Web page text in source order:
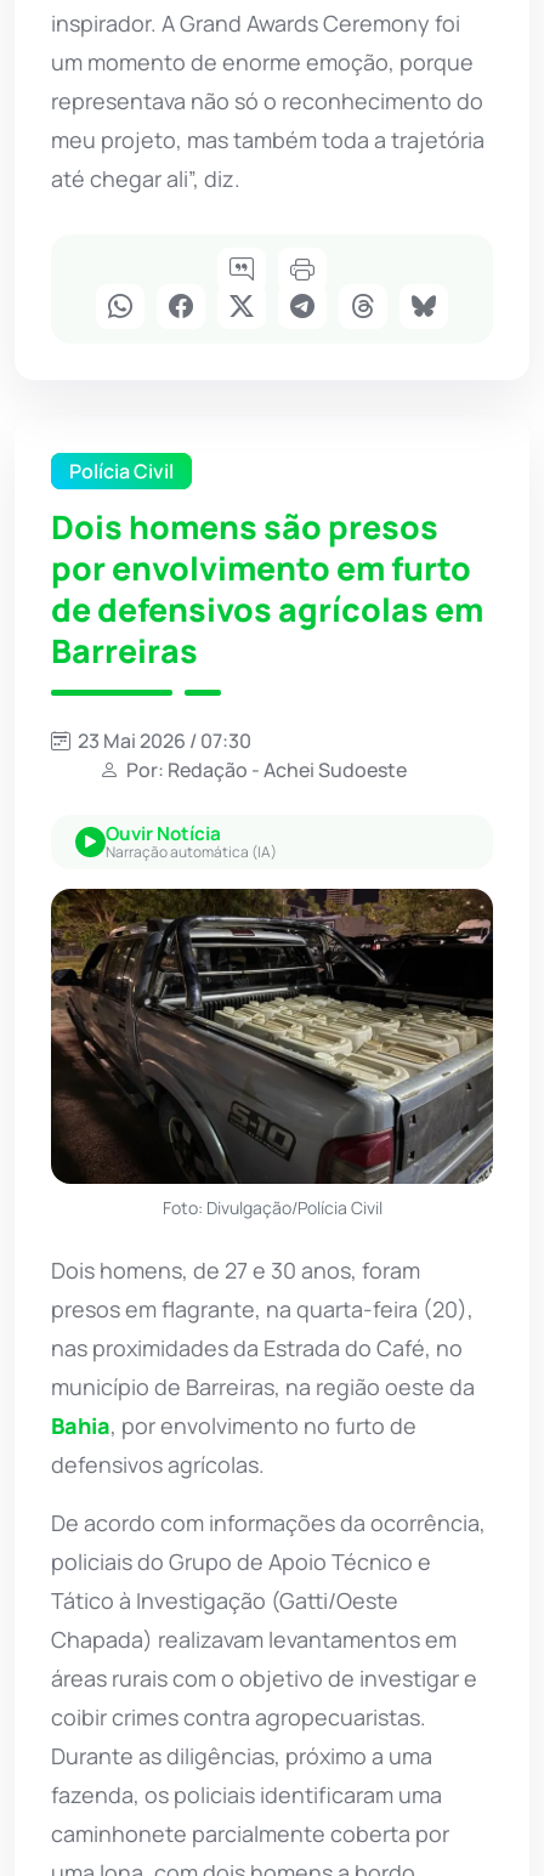
inspirador. A Grand Awards Ceremony foi
um momento de enorme emoção, porque
representava não só o reconhecimento do
meu projeto, mas também toda a trajetória
até chegar ali”, diz.
Polícia Civil
Dois homens são presos
por envolvimento em furto
de defensivos agrícolas em
Barreiras
23 Mai 2026 / 07:30
Por: Redação - Achei Sudoeste
Ouvir Notícia
Narração automática (IA)
Foto: Divulgação/Polícia Civil
Dois homens, de 27 e 30 anos, foram
presos em flagrante, na quarta-feira (20),
nas proximidades da Estrada do Café, no
município de Barreiras, na região oeste da
Bahia, por envolvimento no furto de
defensivos agrícolas.
De acordo com informações da ocorrência,
policiais do Grupo de Apoio Técnico e
Tático à Investigação (Gatti/Oeste
Chapada) realizavam levantamentos em
áreas rurais com o objetivo de investigar e
coibir crimes contra agropecuaristas.
Durante as diligências, próximo a uma
fazenda, os policiais identificaram uma
caminhonete parcialmente coberta por